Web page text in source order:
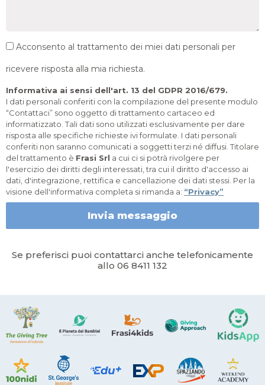
Acconsento al trattamento dei miei dati personali per
ricevere risposta alla mia richiesta.
Informativa ai sensi dell'art. 13 del GDPR 2016/679.
I dati personali conferiti con la compilazione del presente modulo
“Contattaci” sono oggetto di trattamento cartaceo ed
informatizzato. Tali dati sono utilizzati esclusivamente per dare
risposta alle specifiche richieste ivi formulate. I dati personali
conferiti non saranno comunicati a soggetti terzi né diffusi. Titolare
del trattamento è Frasi Srl a cui ci si potrà rivolgere per
l'esercizio dei diritti degli interessati, tra cui il diritto d'accesso ai
dati, d'integrazione, rettifica e cancellazione dei dati stessi. Per la
visione dell'informativa completa si rimanda a: “Privacy”
Invia messaggio
Se preferisci puoi contattarci anche telefonicamente
allo 06 8411 132